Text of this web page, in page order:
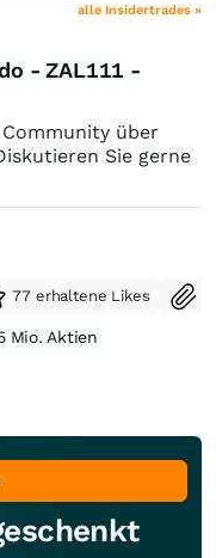
alle Insidertrades »
- ZAL111 -
über
Sie gerne
77 erhaltene Likes
Mio. Aktien